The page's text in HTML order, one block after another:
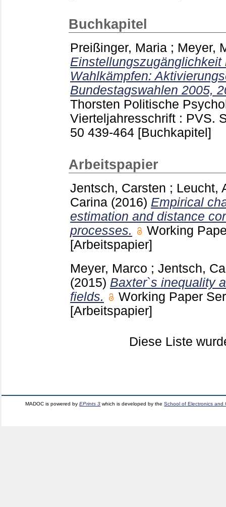
Buchkapitel
Preißinger, Maria ; Meyer,
Einstellungszugänglichkeit
Wahlkämpfen:
Bundestagswahlen 2005,
Thorsten Politische
Vierteljahresschrift : PVS.
50 439-464 [Buchkapitel]
Arbeitspapier
Jentsch, Carsten ; Leucht,
Carina (2016) Empirical
estimation and distance
processes.
Working
[Arbeitspapier]
Meyer, Marco ; Jentsch,
(2015) Baxter`s inequality
fields.
Working Paper
[Arbeitspapier]
Diese Liste
MADOC is powered byEPrints 3 which is developed by theSchool of Electronics and